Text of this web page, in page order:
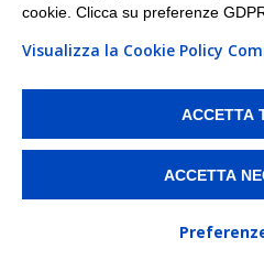
PI/CF/N°Iscr.: 10821360012 | REA:
Whistleblowing|Privacy
ritirare i tuoi acquisti
cookie. Clicca su preferenze
Visualizza la Cookie Policy
ACCETTA
ACCETTA